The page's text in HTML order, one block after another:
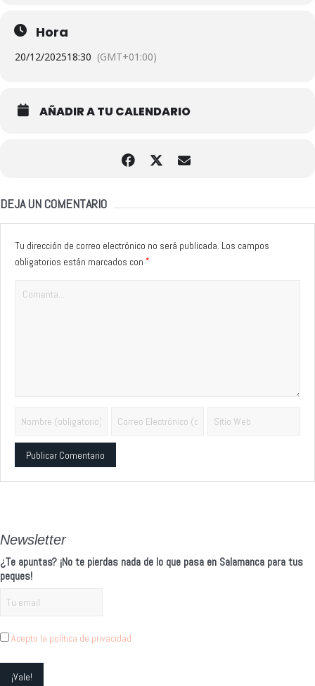
Hora
20/12/202518:30 (GMT+01:00)
AÑADIR A TU CALENDARIO
DEJA UN COMENTARIO
Tu dirección de correo electrónico no será publicada. Los campos
obligatorios están marcados con *
Newsletter
¿Te apuntas? ¡No te pierdas nada de lo que pasa en Salamanca para tus
peques!
Acepto la política de privacidad